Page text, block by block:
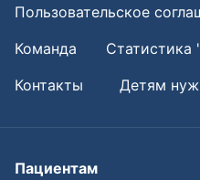
Пользовательское
Команда
Статистика
Контакты
Детям
Пациентам